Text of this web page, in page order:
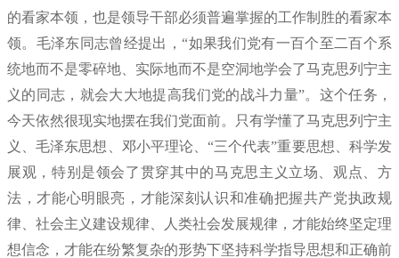
的看家本领，也是领导干部必须普遍掌握的工作制胜的看家本
领。毛泽东同志曾经提出，“如果我们党有一百个至二百个系
统地而不是零碎地、实际地而不是空洞地学会了马克思列宁主
义的同志，就会大大地提高我们党的战斗力量”。这个任务，
今天依然很现实地摆在我们党面前。只有学懂了马克思列宁主
义、毛泽东思想、邓小平理论、“三个代表”重要思想、科学发
展观，特别是领会了贯穿其中的马克思主义立场、观点、方
法，才能心明眼亮，才能深刻认识和准确把握共产党执政规
律、社会主义建设规律、人类社会发展规律，才能始终坚定理
想信念，才能在纷繁复杂的形势下坚持科学指导思想和正确前